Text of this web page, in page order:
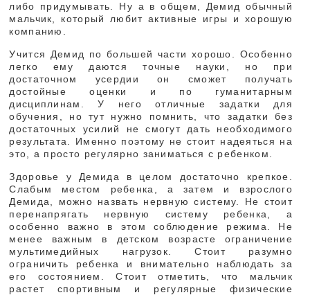
либо придумывать. Ну а в общем, Демид обычный
мальчик, который любит активные игры и хорошую
компанию.
Учится Демид по большей части хорошо. Особенно
легко ему даются точные науки, но при
достаточном усердии он сможет получать
достойные оценки и по гуманитарным
дисциплинам. У него отличные задатки для
обучения, но тут нужно помнить, что задатки без
достаточных усилий не смогут дать необходимого
результата. Именно поэтому не стоит надеяться на
это, а просто регулярно заниматься с ребенком.
Здоровье у Демида в целом достаточно крепкое.
Слабым местом ребенка, а затем и взрослого
Демида, можно назвать нервную систему. Не стоит
перенапрягать нервную систему ребенка, а
особенно важно в этом соблюдение режима. Не
менее важным в детском возрасте ограничение
мультимедийных нагрузок. Стоит разумно
ограничить ребенка и внимательно наблюдать за
его состоянием. Стоит отметить, что мальчик
растет спортивным и регулярные физические